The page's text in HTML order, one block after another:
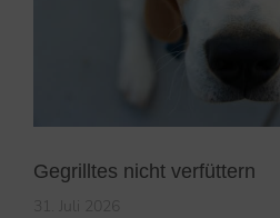
Gegrilltes nicht verfüttern
31. Juli 2026